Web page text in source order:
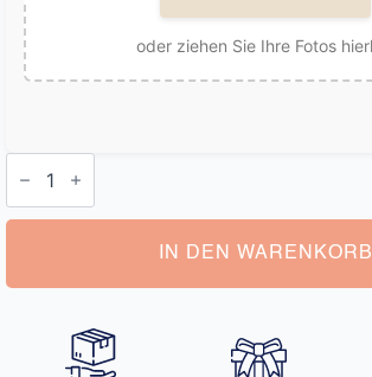
oder ziehen Sie Ihre Fotos
Foto
Projektion
Menge
IN DEN WARENKORB